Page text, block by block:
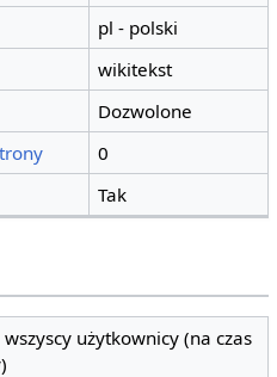
pl - polski
wikitekst
Dozwolone
0
Tak
użytkownicy (na czas